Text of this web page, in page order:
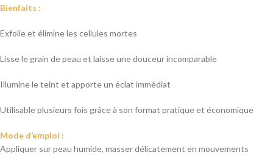
Bienfaits :
Exfolie et élimine les cellules mortes
Lisse le grain de peau et laisse une douceur incomparable
Illumine le teint et apporte un éclat immédiat
Utilisable plusieurs fois grâce à son format pratique et économique
Mode d’emploi :
Appliquer sur peau humide, masser délicatement en mouvements